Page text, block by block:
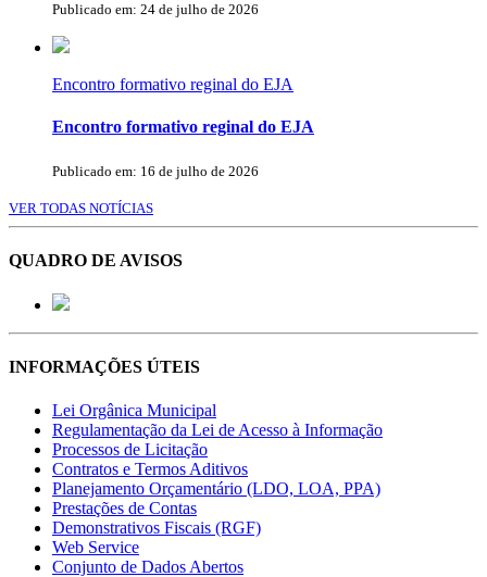
Publicado em: 24 de julho de 2026
Encontro formativo reginal do EJA
Encontro formativo reginal do EJA
Publicado em: 16 de julho de 2026
VER TODAS NOTÍCIAS
QUADRO DE AVISOS
INFORMAÇÕES ÚTEIS
Lei Orgânica Municipal
Regulamentação da Lei de Acesso à Informação
Processos de Licitação
Contratos e Termos Aditivos
Planejamento Orçamentário (LDO, LOA, PPA)
Prestações de Contas
Demonstrativos Fiscais (RGF)
Web Service
Conjunto de Dados Abertos